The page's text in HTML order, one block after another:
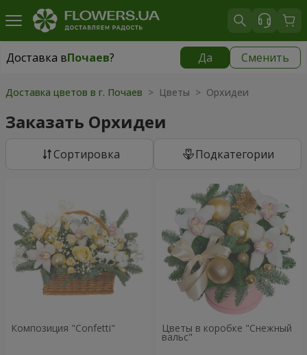
Доставка вПочаев? Да Сменить
Доставка вПочаев|
Доставка цветов в г. Почаев > Цветы > Орхидеи
Заказать Орхидеи
Cортировка Подкатегории
Композиция "Confetti" Цветы в коробке "Снежный
вальс"